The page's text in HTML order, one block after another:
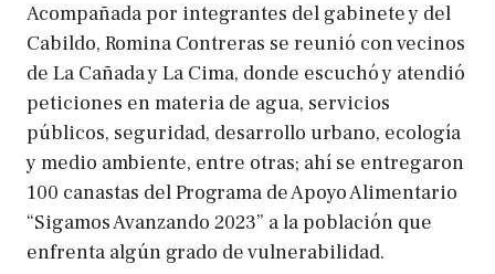
Acompañada por integrantes del gabinete y del
Cabildo, Romina Contreras se reunió con vecinos
de La Cañada y La Cima, donde escuchó y atendió
peticiones en materia de agua, servicios
públicos, seguridad, desarrollo urbano, ecología
y medio ambiente, entre otras; ahí se entregaron
100 canastas del Programa de Apoyo Alimentario
“Sigamos Avanzando 2023” a la población que
enfrenta algún grado de vulnerabilidad.